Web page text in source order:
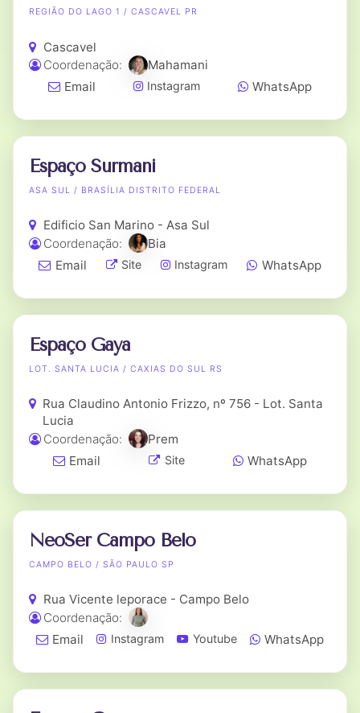
REGIÃO DO LAGO 1 / CASCAVEL PR
Cascavel
Coordenação:
Mahamani
Email
Instagram WhatsApp
Espaço Surmani
ASA SUL / BRASÍLIA DISTRITO FEDERAL
Edificio San Marino - Asa Sul
Coordenação:
Bia
Email
Site Instagram WhatsApp
Espaço Gaya
LOT. SANTA LUCIA / CAXIAS DO SUL RS
Rua Claudino Antonio Frizzo, nº 756 - Lot. Santa
Lucia
Coordenação:
Prem
Email
Site WhatsApp
NeoSer Campo Belo
CAMPO BELO / SÃO PAULO SP
Rua Vicente leporace - Campo Belo
Coordenação:
Email
Instagram Youtube WhatsApp